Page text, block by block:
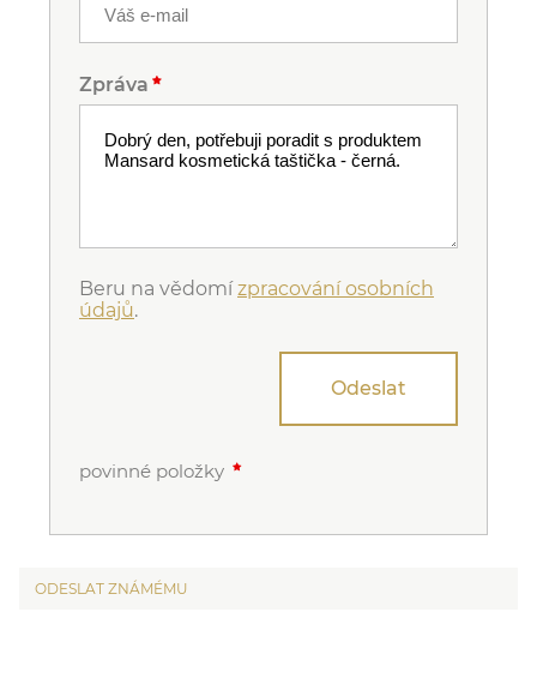
Zpráva
Beru na vědomízpracování osobních
údajů.
Odeslat
povinné položky
ODESLAT ZNÁMÉMU